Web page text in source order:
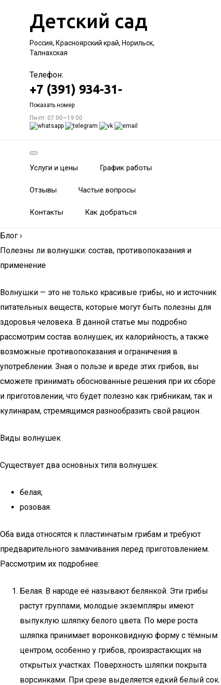
Детский сад
Россия, Красноярский край, Норильск,
Талнахская
Телефон:
+7 (391) 934-31-
Показать номер
Пн-пт: 07:00—19:00
Услуги и цены График работы
Отзывы Частые вопросы
Контакты Как добраться
Блог ›
Полезны ли волнушки: состав, противопоказания и
применение
Волнушки — это не только красивые грибы, но и источник
питательных веществ, которые могут быть полезны для
здоровья человека. В данной статье мы подробно
рассмотрим состав волнушек, их калорийность, а также
возможные противопоказания и ограничения в
употреблении. Зная о пользе и вреде этих грибов, вы
сможете принимать обоснованные решения при их сборе
и приготовлении, что будет полезно как грибникам, так и
кулинарам, стремящимся разнообразить свой рацион.
Виды волнушек
Существует два основных типа волнушек:
белая;
розовая.
Оба вида относятся к пластинчатым грибам и требуют
предварительного замачивания перед приготовлением.
Рассмотрим их подробнее:
Белая. В народе её называют белянкой. Эти грибы
растут группами, молодые экземпляры имеют
выпуклую шляпку белого цвета. По мере роста
шляпка принимает воронковидную форму с тёмным
центром, особенно у грибов, произрастающих на
открытых участках. Поверхность шляпки покрыта
ворсинками. При срезе выделяется едкий белый сок.